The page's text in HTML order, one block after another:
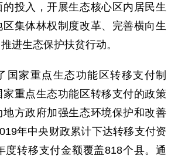
投入，开展生态核心区内居民生
集体林权制度改革、完善横向生
进生态保护扶贫行动。
家重点生态功能区转移支付制
家重点生态功能区转移支付的政策
方政府加强生态环境保护和改善
年中央财政累计下达转移支付资
度转移支付金额覆盖818个县。通